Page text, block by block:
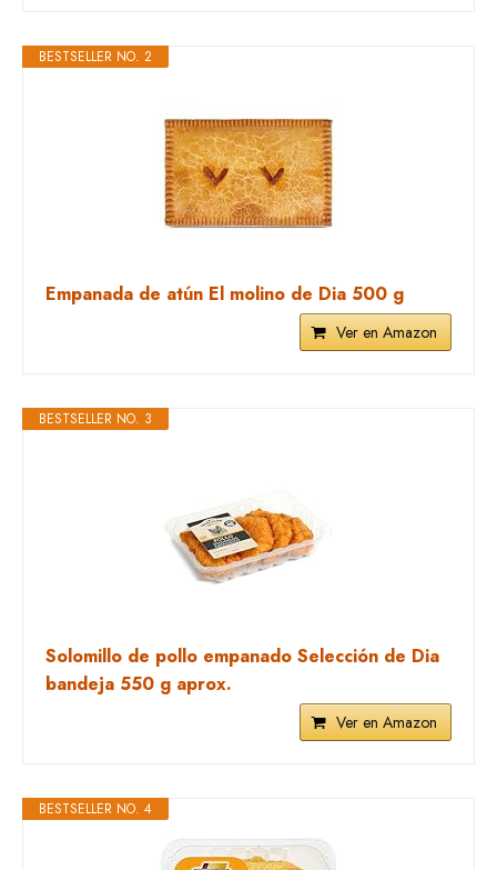
BESTSELLER NO. 2
Empanada de atún El molino de Dia 500 g
Ver en Amazon
BESTSELLER NO. 3
Solomillo de pollo empanado Selección de Dia
bandeja 550 g aprox.
Ver en Amazon
BESTSELLER NO. 4